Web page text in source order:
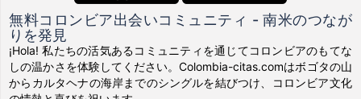
無料コロンビア出会いコミュニティ - 南米のつなが
りを発見
¡Hola! 私たちの活気あるコミュニティを通じてコロンビアのもてな
しの温かさを体験してください。Colombia-citas.comはボゴタの山
からカルタヘナの海岸までのシングルを結びつけ、コロンビア文化